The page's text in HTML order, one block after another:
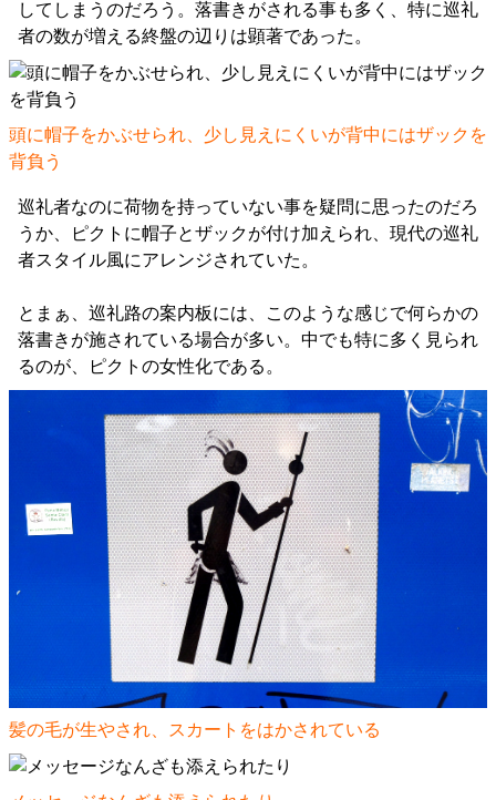
してしまうのだろう。落書きがされる事も多く、特に巡礼
者の数が増える終盤の辺りは顕著であった。
頭に帽子をかぶせられ、少し見えにくいが背中にはザックを
背負う
巡礼者なのに荷物を持っていない事を疑問に思ったのだろ
うか、ピクトに帽子とザックが付け加えられ、現代の巡礼
者スタイル風にアレンジされていた。
とまぁ、巡礼路の案内板には、このような感じで何らかの
落書きが施されている場合が多い。中でも特に多く見られ
るのが、ピクトの女性化である。
髪の毛が生やされ、スカートをはかされている